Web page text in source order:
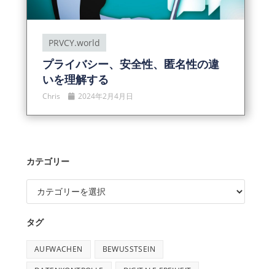
PRVCY.world
プライバシー、安全性、匿名性の違
いを理解する
Chris 2024年2月4月日
カテゴリー
タグ
AUFWACHEN BEWUSSTSEIN